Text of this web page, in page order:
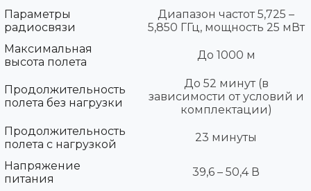
Параметры
радиосвязи
Диапазон частот 5,725 –
5,850 ГГц, мощность 25 мВт
Максимальная
высота полета
До 1000 м
Продолжительность
полета без нагрузки
До 52 минут (в
зависимости от условий и
комплектации)
Продолжительность
полета с нагрузкой
23 минуты
Напряжение
питания
39,6 – 50,4 В